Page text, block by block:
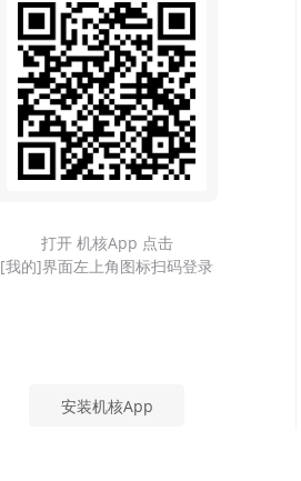
毒液变
打开 机核App 点击
[我的]界面左上角图标扫码登录
安装机核App